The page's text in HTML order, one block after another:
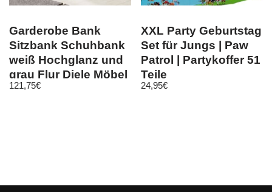
Garderobe Bank
Sitzbank Schuhbank
weiß Hochglanz und
grau Flur Diele Möbel
Line
121,75€
XXL Party Geburtstag
Set für Jungs | Paw
Patrol | Partykoffer 51
Teile
24,95€